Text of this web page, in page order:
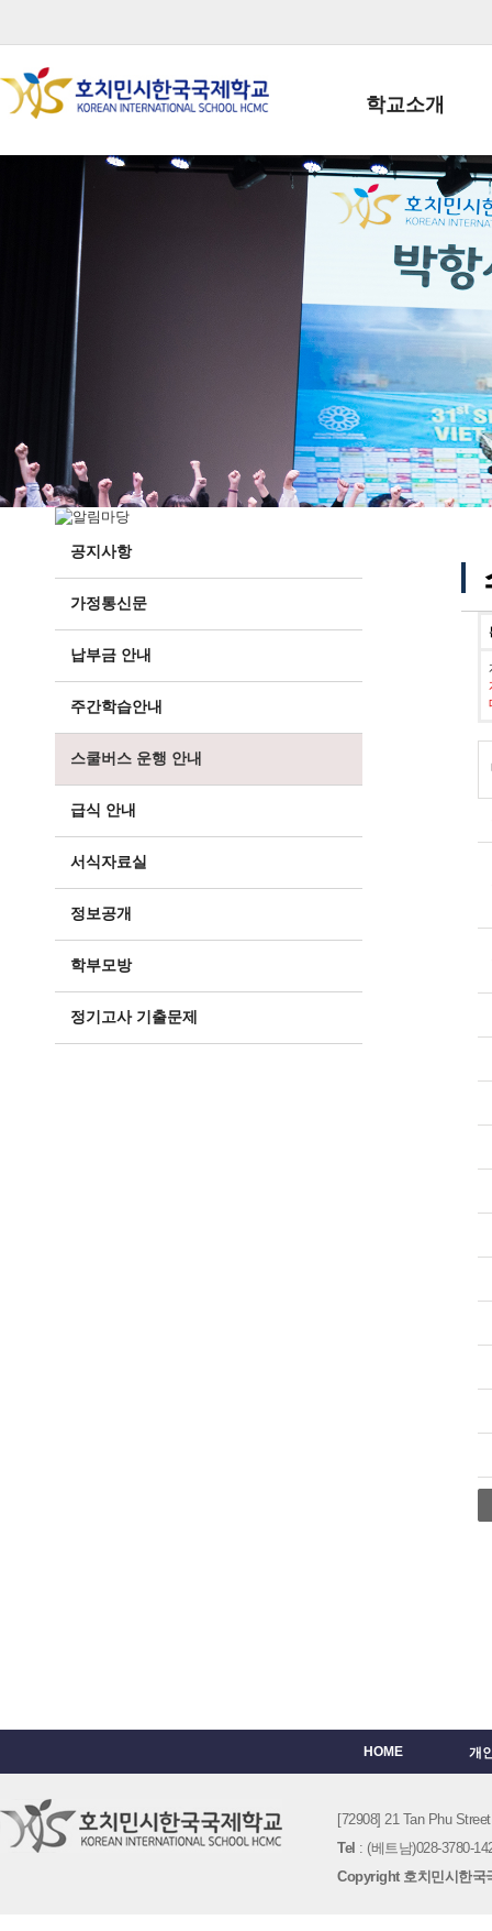
학교소개
학교장인사말
학생회장인사말
학교상징
학교 CI
교직원현황
학생현황
위치/전화
전경사진
공지사항
가정통신문
납부금 안내
주간학습안내
스쿨버스 운행 안내
급식 안내
서식자료실
정보공개
학부모방
정기고사 기출문제
HOME 개
[72908] 21 Tan Phu
Tel : (베트남)028-3780-
Copyright 호치민시한국